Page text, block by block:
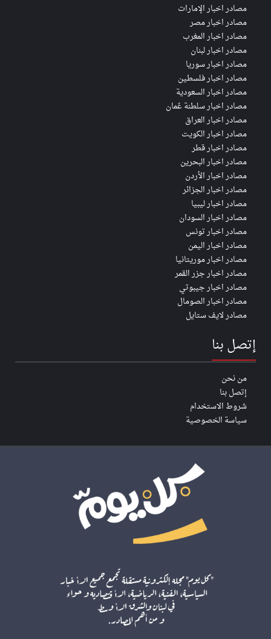
مصادر اخبار الإمارات
مصادر اخبار مصر
مصادر اخبار المغرب
مصادر اخبار لبنان
مصادر اخبار سوريا
مصادر اخبار فلسطين
مصادر اخبار السعودية
مصادر اخبار سلطنة عُمان
مصادر اخبار العراق
مصادر اخبار الكويت
مصادر اخبار قطر
مصادر اخبار البحرين
مصادر اخبار الأردن
مصادر اخبار الجزائر
مصادر اخبار ليبيا
مصادر اخبار السودان
مصادر اخبار تونس
مصادر اخبار اليمن
مصادر اخبار موريتانيا
مصادر اخبار جزر القمر
مصادر اخبار جيبوتي
مصادر اخبار الصومال
مصادر لايف ستايل
إتصل بنا
من نحن
إتصل بنا
شروط الاستخدام
سياسة الخصوصية